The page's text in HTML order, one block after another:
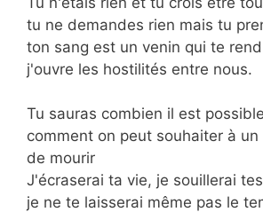
tu ne demandes rien mais tu
ton sang est un venin qui te
j'ouvre les hostilités entre nous.
Tu sauras combien il est
comment on peut souhaiter à
de mourir
J'écraserai ta vie, je souillerai
je ne te laisserai même pas le